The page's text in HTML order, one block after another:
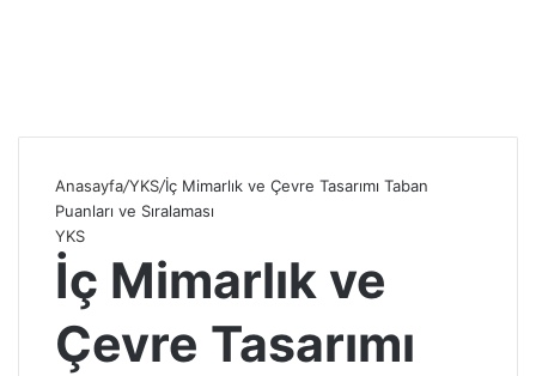
Anasayfa/YKS/İç Mimarlık ve Çevre Tasarımı Taban
Puanları ve Sıralaması
YKS
İç Mimarlık ve
Çevre Tasarımı